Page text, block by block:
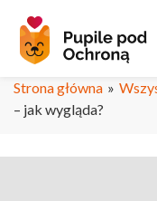
Strona główna »
– jak wygląda?